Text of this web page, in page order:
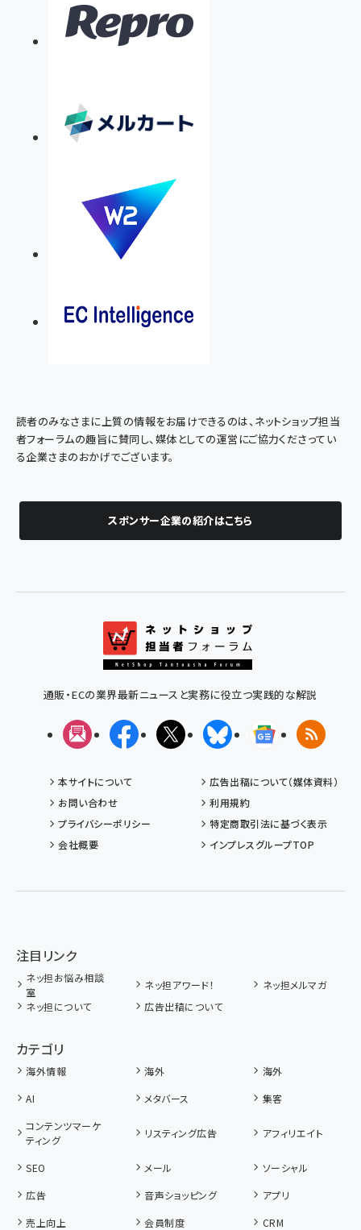
読者のみなさまに上質の情報をお届けできるのは、ネットショップ担当
者フォーラムの趣旨に賛同し、媒体としての運営にご協力くださってい
る企業さまのおかげでございます。
スポンサー企業の紹介はこちら
通販・ECの業界最新ニュースと実務に役立つ実践的な解説
メルマガFacebookX(エックス)BlueskyGoogleニュ
RSS
本サイトについて
広告出稿について（媒体資料）
お問い合わせ
利用規約
プライバシーポリシー
特定商取引法に基づく表示
会社概要
インプレスグループTOP
注目リンク
ネッ担お悩み相談
室
ネッ担アワード！
ネッ担メルマガ
ネッ担について
広告出稿について
カテゴリ
海外情報 海外
海外
AI
メタバース
集客
コンテンツマーケ
ティング
リスティング広告 アフィリエイト
SEO メール
ソーシャル
広告
音声ショッピング
アプリ
売上向上
会員制度
CRM